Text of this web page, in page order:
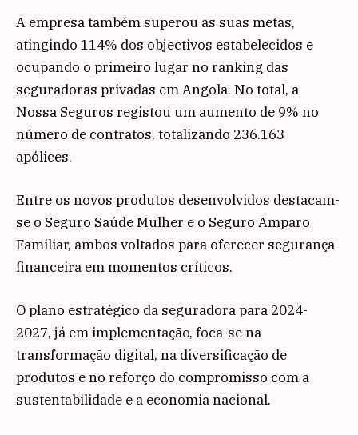
A empresa também superou as suas metas,
atingindo 114% dos objectivos estabelecidos e
ocupando o primeiro lugar no ranking das
seguradoras privadas em Angola. No total, a
Nossa Seguros registou um aumento de 9% no
número de contratos, totalizando 236.163
apólices.
Entre os novos produtos desenvolvidos destacam-
se o Seguro Saúde Mulher e o Seguro Amparo
Familiar, ambos voltados para oferecer segurança
financeira em momentos críticos.
O plano estratégico da seguradora para 2024-
2027, já em implementação, foca-se na
transformação digital, na diversificação de
produtos e no reforço do compromisso com a
sustentabilidade e a economia nacional.